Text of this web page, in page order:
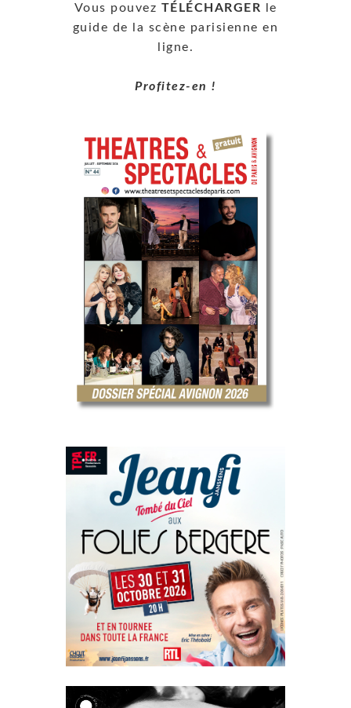
Vous pouvez TÉLÉCHARGER le
guide de la scène parisienne en
ligne.
Profitez-en !